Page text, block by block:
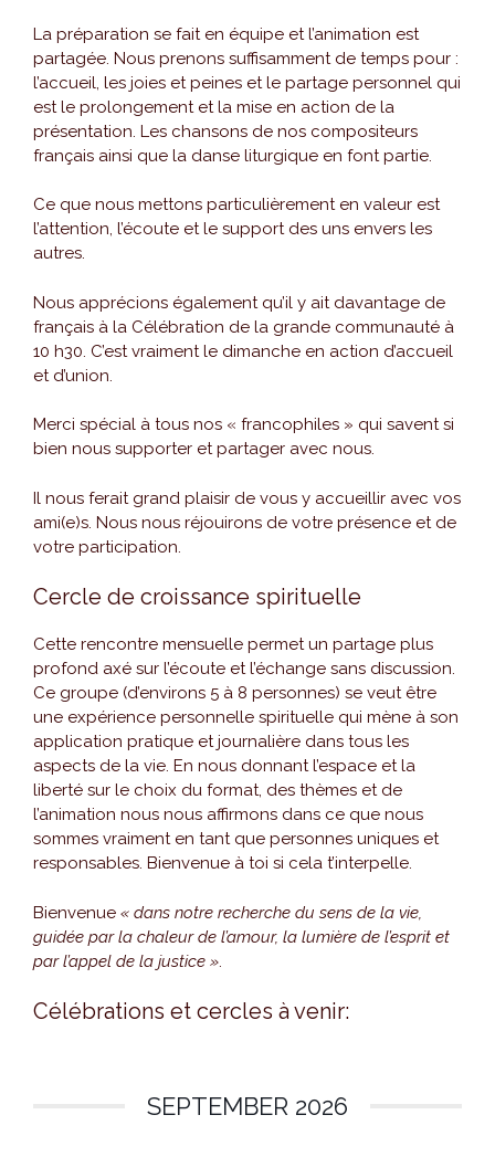
La préparation se fait en équipe et l’animation est
partagée. Nous prenons suffisamment de temps pour :
l’accueil, les joies et peines et le partage personnel qui
est le prolongement et la mise en action de la
présentation. Les chansons de nos compositeurs
français ainsi que la danse liturgique en font partie.
Ce que nous mettons particulièrement en valeur est
l’attention, l’écoute et le support des uns envers les
autres.
Nous apprécions également qu’il y ait davantage de
français à la Célébration de la grande communauté à
10 h30. C’est vraiment le dimanche en action d’accueil
et d’union.
Merci spécial à tous nos « francophiles » qui savent si
bien nous supporter et partager avec nous.
Il nous ferait grand plaisir de vous y accueillir avec vos
ami(e)s. Nous nous réjouirons de votre présence et de
votre participation.
Cercle de croissance spirituelle
Cette rencontre mensuelle permet un partage plus
profond axé sur l’écoute et l’échange sans discussion.
Ce groupe (d’environs 5 à 8 personnes) se veut être
une expérience personnelle spirituelle qui mène à son
application pratique et journalière dans tous les
aspects de la vie. En nous donnant l’espace et la
liberté sur le choix du format, des thèmes et de
l’animation nous nous affirmons dans ce que nous
sommes vraiment en tant que personnes uniques et
responsables. Bienvenue à toi si cela t’interpelle.
Bienvenue « dans notre recherche du sens de la vie,
guidée par la chaleur de l’amour, la lumière de l’esprit et
par l’appel de la justice »
Célébrations et cercles à venir:
SEPTEMBER 2026